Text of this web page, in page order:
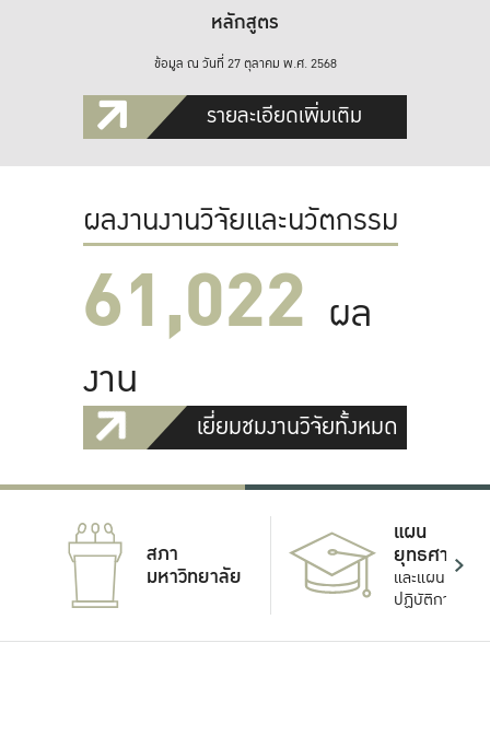
หลักสูตร
ข้อมูล ณ วันที่ 27 ตุลาคม พ.ศ. 2568
รายละเอียดเพิ่มเติม
ผลงานงานวิจัยและนวัตกรรม
61,022 ผล
งาน
เยี่ยมชมงานวิจัยทั้งหมด
สภา
มหาวิทยาลัย
แผน
ยุทธศาสตร์
และแผน
ปฏิบัติการ